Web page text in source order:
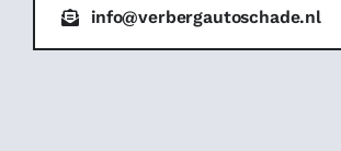
info@verbergautoschade.nl